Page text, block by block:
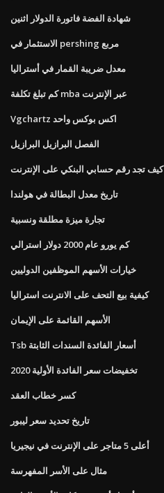
شهادة الفضة فاتورة الدولار اثنين
الاستثمار في pershing مربع
معدل ضريبة القمار في أستراليا
كم تبلغ تكلفة mba عبر الإنترنت
Vgchartz اكس بوكس ​​واحد
الفصل البرازيل البرازيل
كيف تجد رقم حسابي البنكي على الإنترنت
تاريخ معدل البطالة في هولندا
تجارة ميزة مطلقة ونسبية
كم يورو عام 2000 دولار استرالي
خيارات الأسهم الموظفين الدوليين
كيفية بيع التحف على الانترنت استراليا
الأسهم القائمة على الإيمان
Tsb أسعار الفائدة السندات الثابتة
تخفيضات سعر الفائدة الأولية 2020
كسر خطاب العقد
تاريخ تحديد سعر ليبور
أعلى 5 متاجر على الإنترنت في نيجيريا
مثال على الأسر المفهرسة